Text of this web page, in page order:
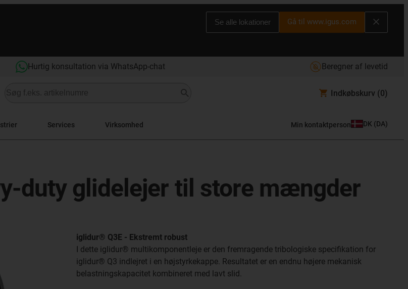
Se alle lokationer Gå til www.igus.com
Hurtig konsultation via WhatsApp-chat Beregner af levetid
Indkøbskurv (0)
Services Virksomhed Min kontaktperson DK (DA)
duty glidelejer til store mængder
iglidur® Q3E - Ekstremt robust
I dette iglidur® multikomponentleje er den fremragende tribologiske specifikation for
iglidur® Q3 indlejret i en højstyrkekappe. Resultatet er en endnu højere mekanisk
belastningskapacitet kombineret med lavt slid.